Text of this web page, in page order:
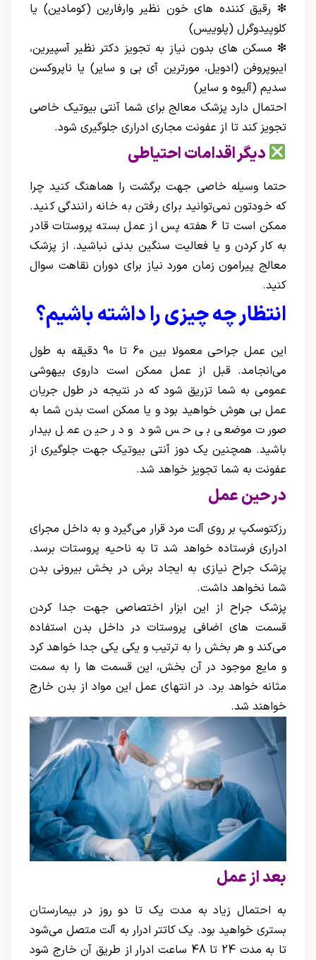
❇ رقیق کننده های خون نظیر وارفارین (کومادین) یا
کلوپیدوگرل (پلوییس)
❇ مسکن های بدون نیاز به تجویز دکتر نظیر آسپیرین،
ایبوپروفن (ادویل، مورترین آی بی و سایر) یا ناپروکسن
سدیم (آلیوه و سایر)
احتمال دارد پزشک معالج برای شما آنتی بیوتیک خاصی
تجویز کند تا از عفونت مجاری ادراری جلوگیری شود.
دیگر اقدامات احتیاطی
حتما وسیله خاصی جهت برگشت را هماهنگ کنید چرا
که خودتون نمی‌توانید برای رفتن به خانه رانندگی کنید.
ممکن است تا 6 هفته پس از عمل بسته پروستات قادر
به کار کردن و یا فعالیت سنگین بدنی نباشید. از پزشک
معالج پیرامون زمان مورد نیاز برای دوران نقاهت سوال
کنید.
انتظار چه چیزی را داشته باشیم؟
این عمل جراحی معمولا بین 60 تا 90 دقیقه به طول
می‌انجامد. قبل از عمل ممکن است داروی بیهوشی
عمومی به شما تزریق شود که در نتیجه در طول جریان
عمل بی هوش خواهید بود و یا ممکن است بدن شما به
صورت موضعی بی حس شود و در حین عمل بیدار
باشید. همچنین یک دوز آنتی بیوتیک جهت جلوگیری از
عفونت به شما تجویز خواهد شد.
در حین عمل
رزکتوسکپ بر روی آلت مرد قرار می‌گیرد و به داخل مجرای
ادراری فرستاده خواهد شد تا به ناحیه پروستات برسد.
پزشک جراح نیازی به ایجاد برش در بخش بیرونی بدن
شما نخواهد داشت.
پزشک جراح از این ابزار اختصاصی جهت جدا کردن
قسمت های اضافی پروستات در داخل بدن استفاده
می‌کند و هر بخش را به ترتیب و یکی یکی جدا خواهد کرد
و مایع موجود در آن بخش، این قسمت ها را به سمت
مثانه خواهد برد. در انتهای عمل این مواد از بدن خارج
خواهند شد.
بعد از عمل
به احتمال زیاد به مدت یک تا دو روز در بیمارستان
بستری خواهید بود. یک کاتتر ادرار به آلت متصل می‌شود
تا به مدت 24 تا 48 ساعت ادرار از طریق آن خارج شود